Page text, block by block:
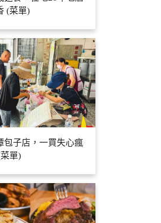
(菜單)
包子店，一買失心瘋
單)